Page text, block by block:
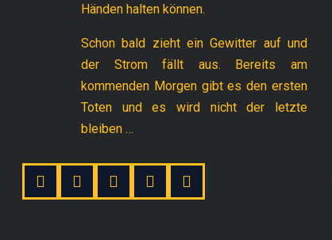
Händen halten können.
Schon bald zieht ein Gewitter auf und
der Strom fällt aus. Bereits am
kommenden Morgen gibt es den ersten
Toten und es wird nicht der letzte
bleiben …